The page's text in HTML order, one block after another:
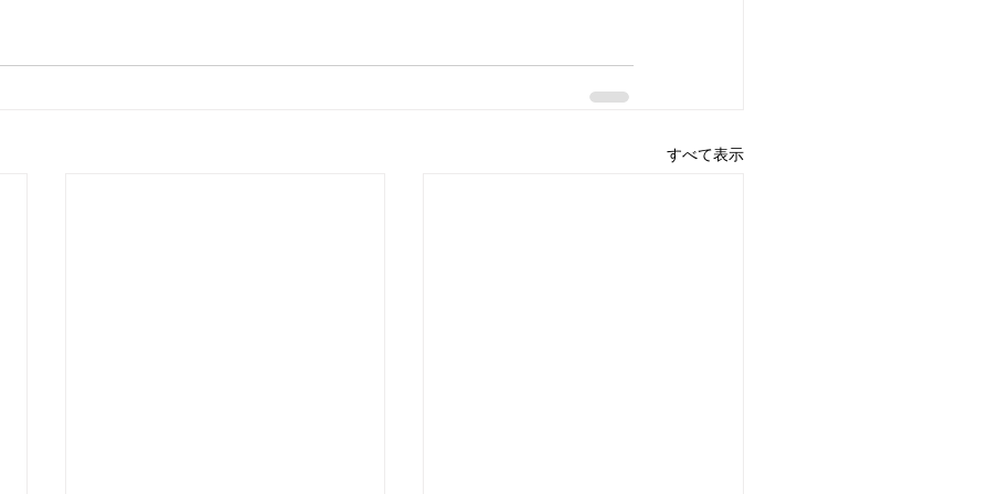
すべて表示